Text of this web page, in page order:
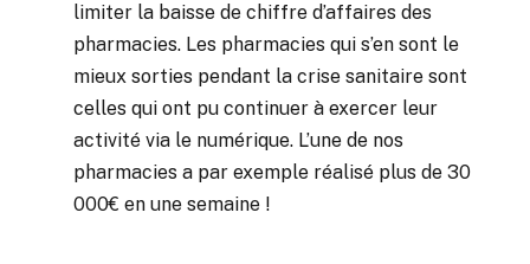
limiter la baisse de chiffre d’affaires des
pharmacies. Les pharmacies qui s’en sont le
mieux sorties pendant la crise sanitaire sont
celles qui ont pu continuer à exercer leur
activité via le numérique. L’une de nos
pharmacies a par exemple réalisé plus de 30
000€ en une semaine !